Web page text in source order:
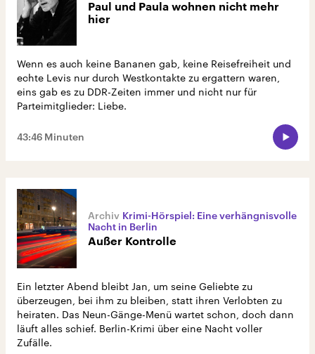
Paul und Paula wohnen nicht mehr
hier
Wenn es auch keine Bananen gab, keine Reisefreiheit und
echte Levis nur durch Westkontakte zu ergattern waren,
eins gab es zu DDR-Zeiten immer und nicht nur für
Parteimitglieder: Liebe.
43:46 Minuten
Krimi-Hörspiel: Eine verhängnisvolle
Nacht in Berlin
Außer Kontrolle
Ein letzter Abend bleibt Jan, um seine Geliebte zu
überzeugen, bei ihm zu bleiben, statt ihren Verlobten zu
heiraten. Das Neun-Gänge-Menü wartet schon, doch dann
läuft alles schief. Berlin-Krimi über eine Nacht voller
Zufälle.